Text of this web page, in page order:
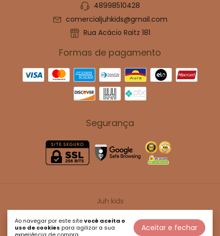
Ao navegar por este sitevocê aceita o
uso de cookies para agilizar a sua
Aceitar e fechar
48998510428
comercialjuhkids@gmail.com
Rua Acácio Raitz 181
Formas de pagamento
Segurança
Juh kids
©2026. Juh Kids - 47114917000180. Todos os direitos reservados.